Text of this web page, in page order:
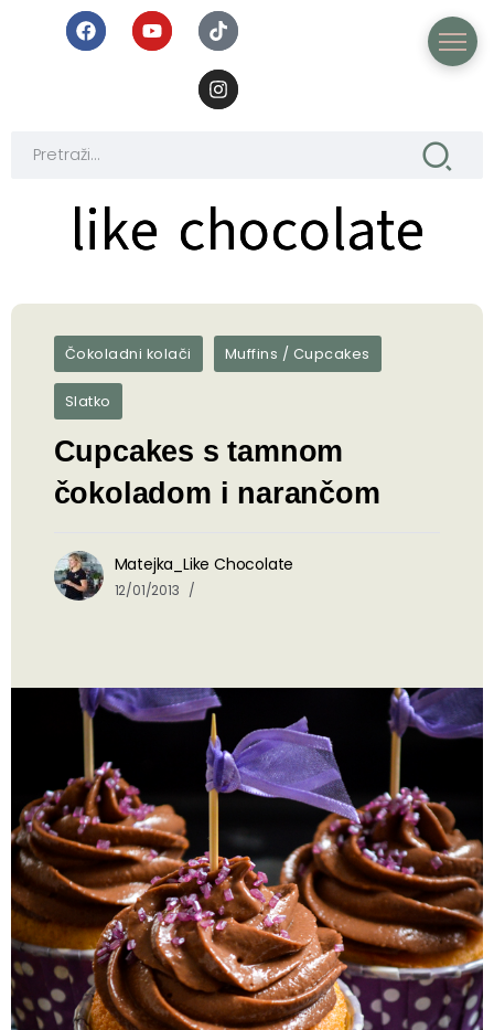
like chocolate
like chocolate
Čokoladni kolači Muffins / Cupcakes
Slatko
Cupcakes s tamnom
čokoladom i narančom
Matejka_Like Chocolate
12/01/2013